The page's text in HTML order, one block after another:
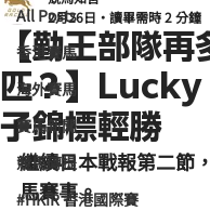
All Posts
香港賽馬
海外賽馬
賽馬新聞
競馬磚提
#HKIR 香港國際賽
【勤王部隊再
匹？】
子錦標輕勝
2月26日
讀畢需時 2 分鐘
繼續日本戰報第二節
馬賽事。